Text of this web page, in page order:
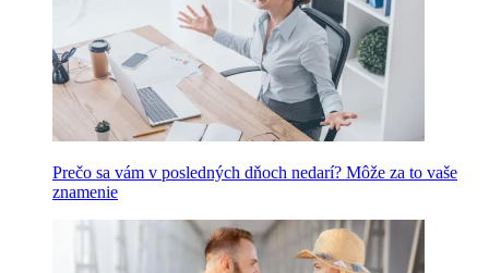
Prečo sa vám v posledných dňoch nedarí? Môže za to vaše
znamenie